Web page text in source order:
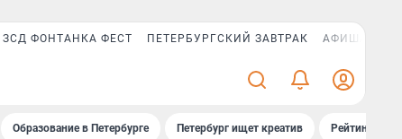
ЗСД ФОНТАНКА ФЕСТ ПЕТЕРБУРГСКИЙ ЗАВТРАК АФИША PLUS
Образование в Петербурге Петербург ищет креатив Рейтинги